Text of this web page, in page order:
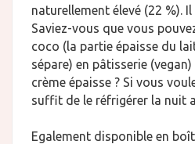
naturellement élevé (22 %).
Saviez-vous que vous
coco (la partie épaisse du
sépare) en pâtisserie
crème épaisse ? Si vous
suffit de le réfrigérer la nuit
Egalement disponible en